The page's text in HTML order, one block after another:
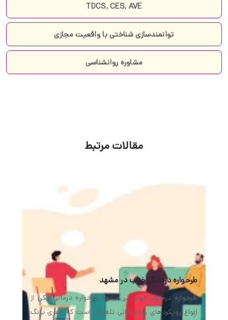
TDCS, CES, AVE
توانمندسازی شناختی با واقعیت مجازی
مشاوره روانشناسی
مقالات مرتبط
طرحواره درمانگر خوب در مشهد
طرحواره درمانگر خوب در مشهد طرحواره درمانی یکی از
انواع رویکردهای رواندرمانی تلفیقی است که جفری یانگ